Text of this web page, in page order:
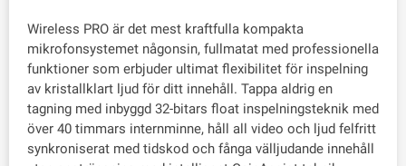
Wireless PRO är det mest kraftfulla kompakta
mikrofonsystemet någonsin, fullmatat med professionella
funktioner som erbjuder ultimat flexibilitet för inspelning
av kristallklart ljud för ditt innehåll. Tappa aldrig en
tagning med inbyggd 32-bitars float inspelningsteknik med
över 40 timmars internminne, håll all video och ljud felfritt
synkroniserat med tidskod och fånga välljudande innehåll